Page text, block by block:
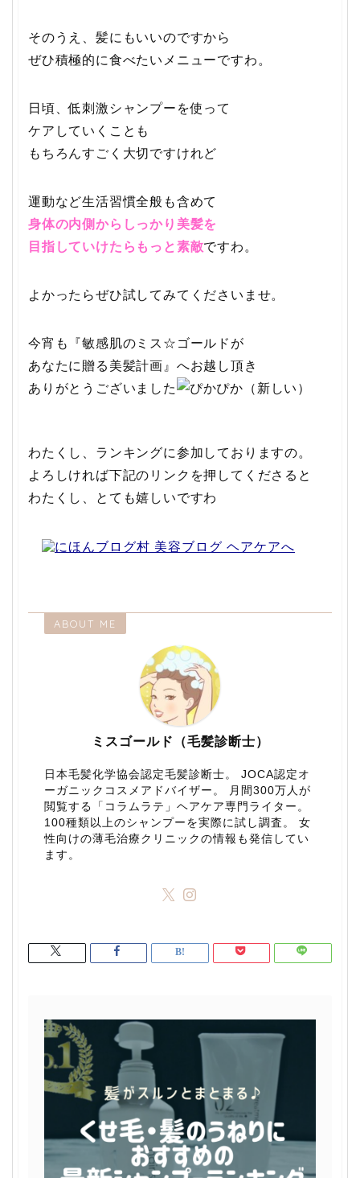
そのうえ、髪にもいいのですから
ぜひ積極的に食べたいメニューですわ。
日頃、低刺激シャンプーを使って
ケアしていくことも
もちろんすごく大切ですけれど
運動など生活習慣全般も含めて
身体の内側からしっかり美髪を
目指していけたらもっと素敵ですわ。
よかったらぜひ試してみてくださいませ。
今宵も『敏感肌のミス☆ゴールドが
あなたに贈る美髪計画』へお越し頂き
ありがとうございました
わたくし、ランキングに参加しておりますの。
よろしければ下記のリンクを押してくださると
わたくし、とても嬉しいですわ
ABOUT ME
ミスゴールド（毛髪診断士）
日本毛髪化学協会認定毛髪診断士。 JOCA認定オ
ーガニックコスメアドバイザー。 月間300万人が
閲覧する「コラムラテ」ヘアケア専門ライター。
100種類以上のシャンプーを実際に試し調査。 女
性向けの薄毛治療クリニックの情報も発信してい
ます。